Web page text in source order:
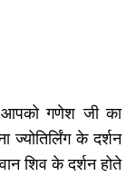
आपको गणेश जी का
ज्योतिर्लिंग के दर्शन
शिव के दर्शन होते